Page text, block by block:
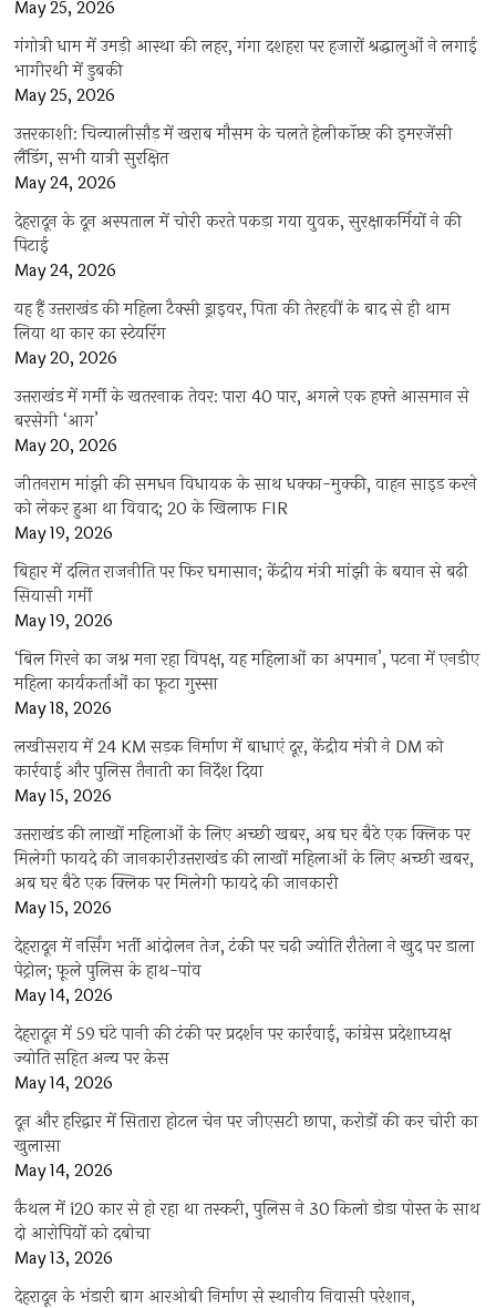
May 25, 2026
गंगोत्री धाम में उमड़ी आस्था की लहर, गंगा दशहरा पर हजारों श्रद्धालुओं ने लगाई
भागीरथी में डुबकी
May 25, 2026
उत्तरकाशी: चिन्यालीसौड़ में खराब मौसम के चलते हेलीकॉप्टर की इमरजेंसी
लैंडिंग, सभी यात्री सुरक्षित
May 24, 2026
देहरादून के दून अस्पताल में चोरी करते पकड़ा गया युवक, सुरक्षाकर्मियों ने की
पिटाई
May 24, 2026
यह हैं उत्तराखंड की महिला टैक्सी ड्राइवर, पिता की तेरहवीं के बाद से ही थाम
लिया था कार का स्टेयरिंग
May 20, 2026
उत्तराखंड में गर्मी के खतरनाक तेवर: पारा 40 पार, अगले एक हफ्ते आसमान से
बरसेगी ‘आग’
May 20, 2026
जीतनराम मांझी की समधन विधायक के साथ धक्का-मुक्की, वाहन साइड करने
को लेकर हुआ था विवाद; 20 के खिलाफ FIR
May 19, 2026
बिहार में दलित राजनीति पर फिर घमासान; केंद्रीय मंत्री मांझी के बयान से बढ़ी
सियासी गर्मी
May 19, 2026
‘बिल गिरने का जश्न मना रहा विपक्ष, यह महिलाओं का अपमान’, पटना में एनडीए
महिला कार्यकर्ताओं का फूटा गुस्सा
May 18, 2026
लखीसराय में 24 KM सड़क निर्माण में बाधाएं दूर, केंद्रीय मंत्री ने DM को
कार्रवाई और पुलिस तैनाती का निर्देश दिया
May 15, 2026
उत्तराखंड की लाखों महिलाओं के लिए अच्छी खबर, अब घर बैठे एक क्लिक पर
मिलेगी फायदे की जानकारीउत्तराखंड की लाखों महिलाओं के लिए अच्छी खबर,
अब घर बैठे एक क्लिक पर मिलेगी फायदे की जानकारी
May 15, 2026
देहरादून में नर्सिंग भर्ती आंदोलन तेज, टंकी पर चढ़ी ज्योति रौतेला ने खुद पर डाला
पेट्रोल; फूले पुलिस के हाथ-पांव
May 14, 2026
देहरादून में 59 घंटे पानी की टंकी पर प्रदर्शन पर कार्रवाई, कांग्रेस प्रदेशाध्यक्ष
ज्योति सहित अन्य पर केस
May 14, 2026
दून और हरिद्वार में सितारा होटल चेन पर जीएसटी छापा, करोड़ों की कर चोरी का
खुलासा
May 14, 2026
कैथल में i20 कार से हो रहा था तस्करी, पुलिस ने 30 किलो डोडा पोस्त के साथ
दो आरोपियों को दबोचा
May 13, 2026
देहरादून के भंडारी बाग आरओबी निर्माण से स्थानीय निवासी परेशान,